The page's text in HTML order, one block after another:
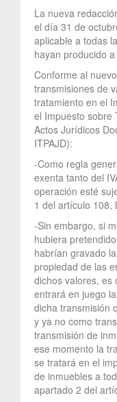
La nueva
el día 31 de
aplicable a todas
hayan producido
Conforme al
transmisiones de
tratamiento en el
el Impuesto sobre
Actos Jurídicos
ITPAJD):
-Como regla
exenta tanto del
operación esté
1 del artículo 108,
-Sin embargo, si
hubiera
habrían gravado
propiedad de las
dichos valores, es
entrará en juego
dicha transmisión
y ya no como
transmisión de
ese momento la
se tratará en el
de inmuebles a
apartado 2 del